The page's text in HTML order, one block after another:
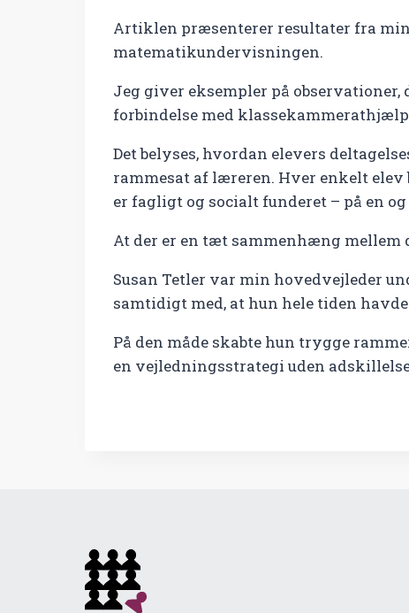
Artiklen præsenterer resultater fra
matematikundervisningen.
Jeg giver eksempler på
forbindelse med
Det belyses, hvordan elevers
rammesat af læreren. Hver enkelt
er fagligt og socialt funderet – på en
At der er en tæt sammenhæng mellem
Susan Tetler var min hovedvejleder
samtidigt med, at hun hele tiden
På den måde skabte hun trygge
en vejledningsstrategi uden